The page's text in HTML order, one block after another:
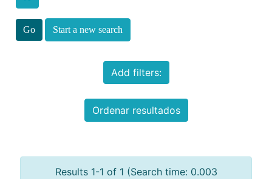
Start a new search
Add filters:
Ordenar resultados
Results 1-1 of 1 (Search time: 0.003